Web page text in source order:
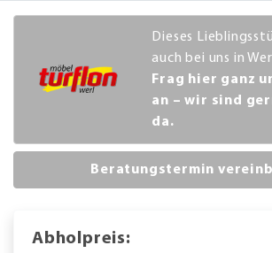
Dieses
auch bei uns in
Frag hier ganz
an – wir sind
da.
Beratungstermin
Abholpreis: